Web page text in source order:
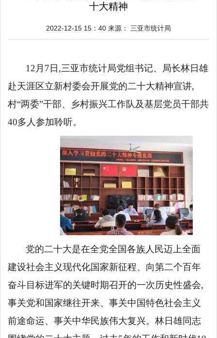
十大精神
2022-12-15 15：40 来源： 三亚市统计局
12月7日,三亚市统计局党组书记、局长林日雄
赴天涯区立新村委会开展党的二十大精神宣讲,
村“两委”干部、乡村振兴工作队及基层党员干部共
40多人参加聆听。
党的二十大是在全党全国各族人民迈上全面
建设社会主义现代化国家新征程、向第二个百年
奋斗目标进军的关键时期召开的一次历史性盛会,
事关党和国家继往开来、事关中国特色社会主义
前途命运、事关中华民族伟大复兴。林日雄同志